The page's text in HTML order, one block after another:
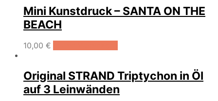
Mini Kunstdruck – SANTA ON THE
BEACH
10,00 €
Original STRAND Triptychon in Öl
auf 3 Leinwänden